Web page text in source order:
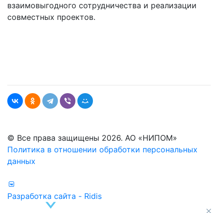
взаимовыгодного сотрудничества и реализации
совместных проектов.
© Все права защищены 2026. АО «НИПОМ»
Политика в отношении обработки персональных
данных
Разработка сайта - Ridis